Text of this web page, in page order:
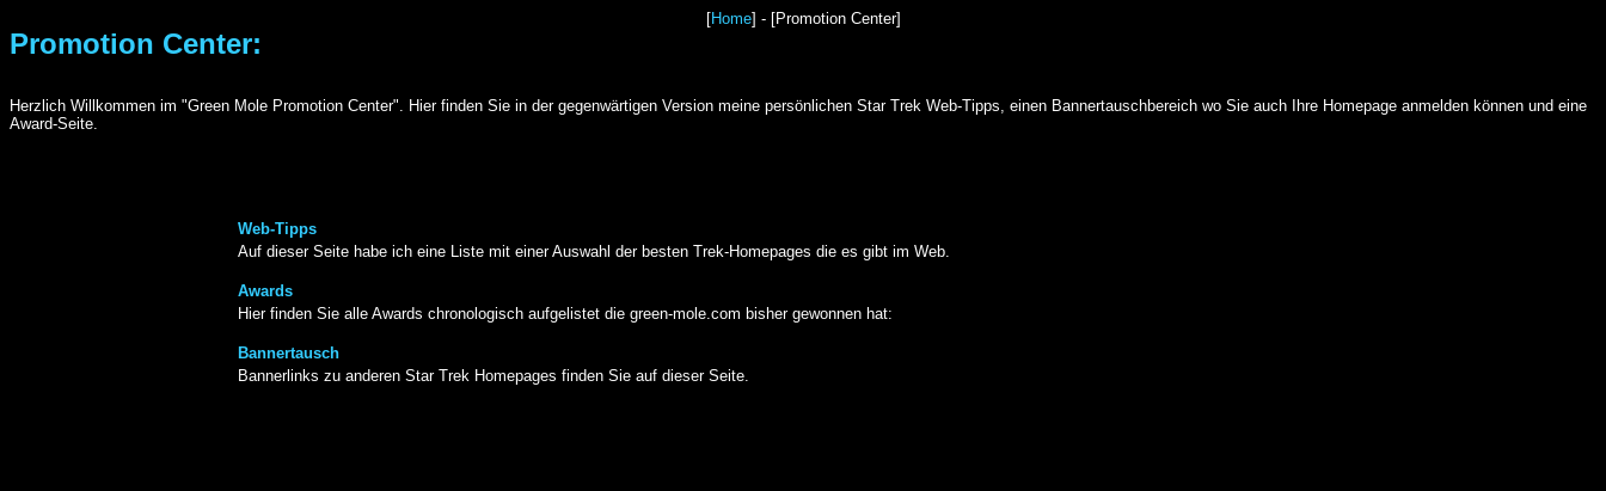
[Home] - [Promotion Center]
Promotion Center:
Herzlich Willkommen im "Green Mole Promotion Center". Hier finden Sie in der gegenwärtigen Version meine persönlichen Star Trek Web-Tipps, einen Bannertauschbereich wo Sie auch Ihre Homepage anmelden können und eine
Award-Seite.
Web-Tipps
Auf dieser Seite habe ich eine Liste mit einer Auswahl der besten Trek-Homepages die es gibt im Web.
Awards
Hier finden Sie alle Awards chronologisch aufgelistet die green-mole.com bisher gewonnen hat:
Bannertausch
Bannerlinks zu anderen Star Trek Homepages finden Sie auf dieser Seite.